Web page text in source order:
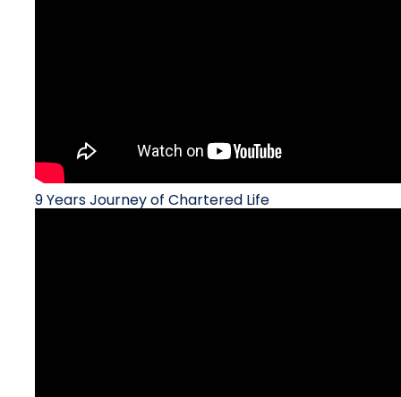
9 Years Journey of Chartered Life